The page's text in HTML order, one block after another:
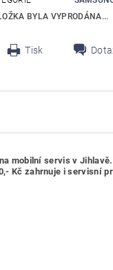
BYLA VYPRODÁNA...
Tisk
mobilní servis v
Kč zahrnuje i servisní